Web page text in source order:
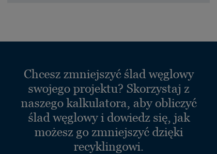
Chcesz zmniejszyć ślad węglowy
swojego projektu? Skorzystaj z
naszego kalkulatora, aby obliczyć
ślad węglowy i dowiedz się, jak
możesz go zmniejszyć dzięki
recyklingowi.